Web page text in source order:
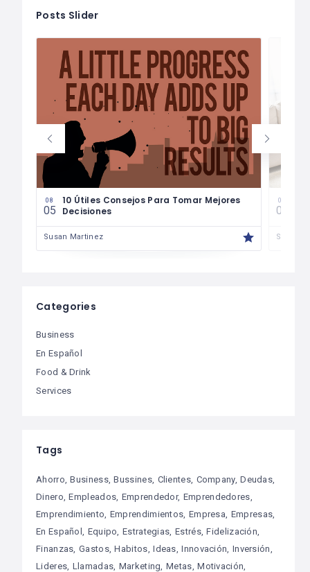
Posts Slider
08
05
10 Útiles Consejos Para Tomar Mejores
Decisiones
Susan Martinez
08
04
Susan
Categories
Business
En Español
Food & Drink
Services
Tags
Ahorro Business Bussines Clientes Company Deudas
Dinero Empleados Emprendedor Emprendedores
Emprendimiento Emprendimientos Empresa Empresas
En Español Equipo Estrategias Estrés Fidelización
Finanzas Gastos Habitos Ideas Innovación Inversión
Lideres Llamadas Marketing Metas Motivación